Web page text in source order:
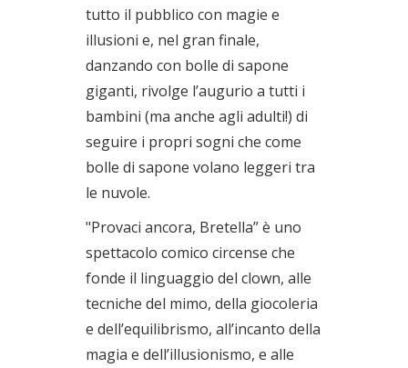
tutto il pubblico con magie e
illusioni e, nel gran finale,
danzando con bolle di sapone
giganti, rivolge l’augurio a tutti i
bambini (ma anche agli adulti!) di
seguire i propri sogni che come
bolle di sapone volano leggeri tra
le nuvole.
"Provaci ancora, Bretella” è uno
spettacolo comico circense che
fonde il linguaggio del clown, alle
tecniche del mimo, della giocoleria
e dell’equilibrismo, all’incanto della
magia e dell’illusionismo, e alle